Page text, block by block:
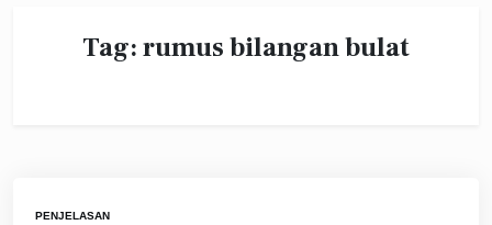
Tag:rumus bilangan bulat
PENJELASAN